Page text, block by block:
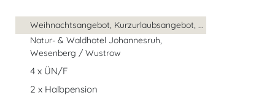
Weihnachtsangebot, Kurzurlaubsangebot, ...
Natur- & Waldhotel Johannesruh,
Wesenberg / Wustrow
4 x ÜN/F
2 x Halbpension